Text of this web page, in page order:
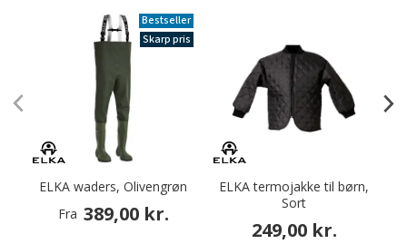
Bestseller
Skarp pris
ELKA waders, Olivengrøn
Fra 389,00 kr.
ELKA termojakke til børn,
Sort
249,00 kr.